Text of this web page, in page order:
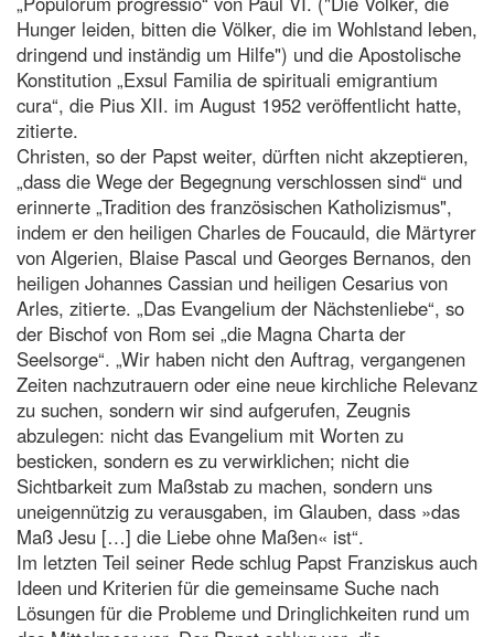
Hunger leiden, bitten die Völker, die im Wohlstand leben,
dringend und inständig um Hilfe") und die Apostolische
Konstitution „Exsul Familia de spirituali emigrantium
cura“, die Pius XII. im August 1952 veröffentlicht hatte,
zitierte.
Christen, so der Papst weiter, dürften nicht akzeptieren,
„dass die Wege der Begegnung verschlossen sind“ und
erinnerte „Tradition des französischen Katholizismus",
indem er den heiligen Charles de Foucauld, die Märtyrer
von Algerien, Blaise Pascal und Georges Bernanos, den
heiligen Johannes Cassian und heiligen Cesarius von
Arles, zitierte. „Das Evangelium der Nächstenliebe“, so
der Bischof von Rom sei „die Magna Charta der
Seelsorge“. „Wir haben nicht den Auftrag, vergangenen
Zeiten nachzutrauern oder eine neue kirchliche Relevanz
zu suchen, sondern wir sind aufgerufen, Zeugnis
abzulegen: nicht das Evangelium mit Worten zu
besticken, sondern es zu verwirklichen; nicht die
Sichtbarkeit zum Maßstab zu machen, sondern uns
uneigennützig zu verausgaben, im Glauben, dass »das
Maß Jesu […] die Liebe ohne Maßen« ist“.
Im letzten Teil seiner Rede schlug Papst Franziskus auch
Ideen und Kriterien für die gemeinsame Suche nach
Lösungen für die Probleme und Dringlichkeiten rund um